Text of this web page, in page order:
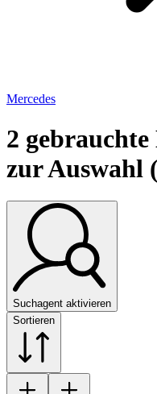
Mercedes
2 gebrauchte
zur Auswahl
Suchagent aktivieren
Sortieren